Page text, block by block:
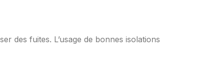
des fuites. L’usage de bonnes isolations